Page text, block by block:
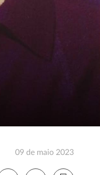
09 de maio 2023